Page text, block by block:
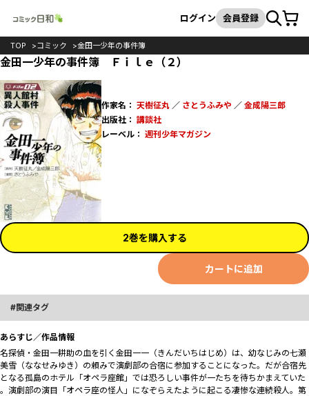
検索
ログイン 会員登録カート
TOP コミック 金田一少年の事件簿
金田一少年の事件簿 Ｆｉｌｅ（２）
作家名： 天樹征丸／ さとうふみや ／ 金成陽三郎
出版社： 講談社
レーベル： 週刊少年マガジン
2巻を購入する
カートに追加
関連タグ
あらすじ／作品情報
名探偵・金田一耕助の血を引く金田一一（きんだいちはじめ）は、幼なじみの七瀬
美雪（ななせみゆき）の頼みで演劇部の合宿に参加することになった。だが合宿先
となる孤島のホテル「オペラ座館」では恐ろしい事件が一たちを待ちかまえていた
――。演劇部の演目「オペラ座の怪人」になぞらえたように起こる凄惨な連続殺人。第